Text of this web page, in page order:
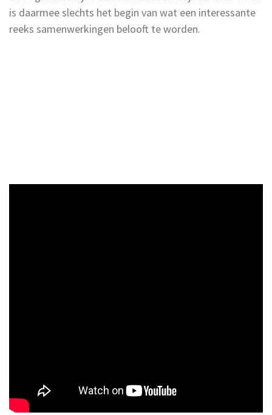
is daarmee slechts het begin van wat een interessante
reeks samenwerkingen belooft te worden.